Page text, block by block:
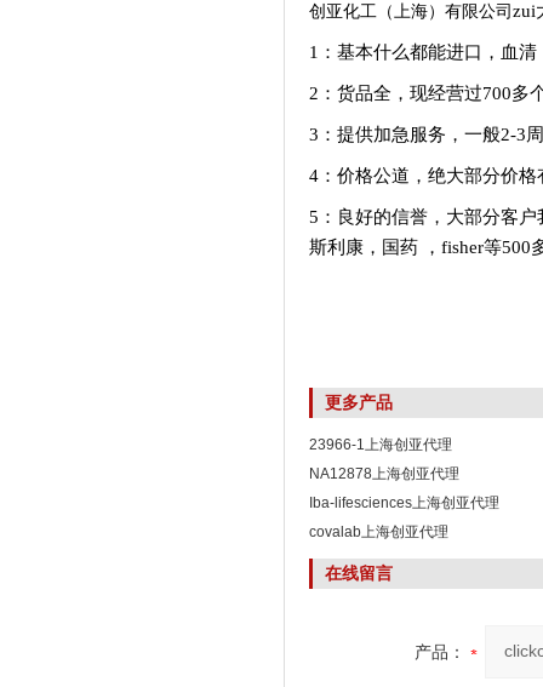
创亚化工（上海）有限公司zui
1：基本什么都能进口，血
2：货品全，现经营过700多
3：提供加急服务，一般2-3
4：价格公道，绝大部分价
5：良好的信誉，大部分客
斯利康，国药
，fisher等500
更多产品
23966-1上海创亚代理
NA12878上海创亚代理
Iba-lifesciences上海创亚代理
covalab上海创亚代理
在线留言
产品：